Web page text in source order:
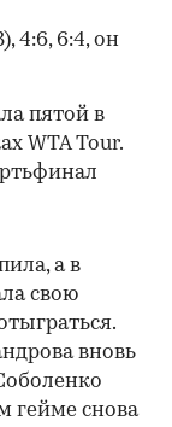
4:6, 6:4, он
пятой в
WTA Tour.
а в
свою
вновь
гейме снова